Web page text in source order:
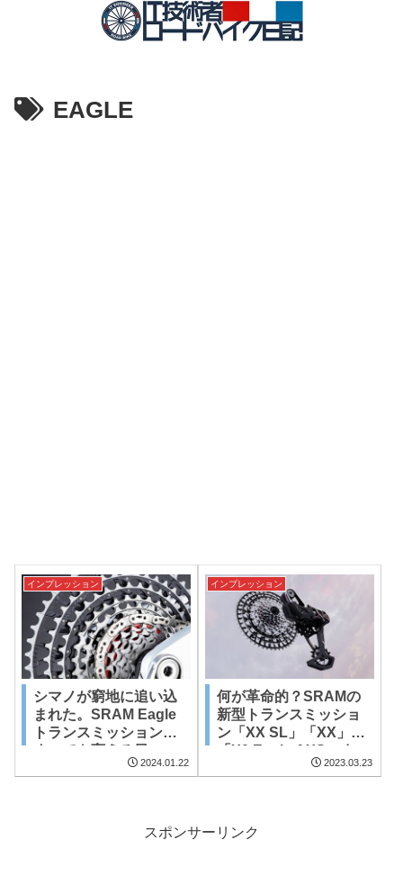
EAGLE
インプレッション
シマノが窮地に追い込
まれた。SRAM Eagle
トランスミッションが
すべてを変える日
2024.01.22
インプレッション
何が革命的？SRAMの
新型トランスミッショ
ン「XX SL」「XX」
「X0 Eagle AXS」ま
2023.03.23
スポンサーリンク